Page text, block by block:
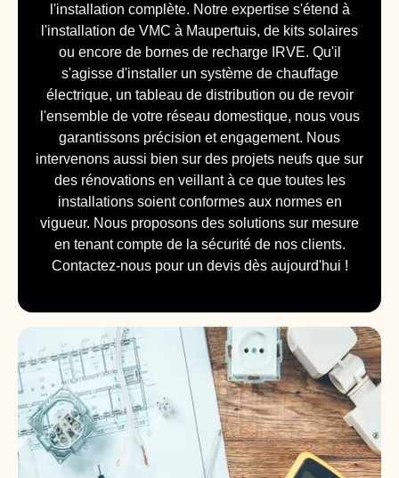
l'installation complète. Notre expertise s'étend à
l'installation de VMC à Maupertuis, de kits solaires
ou encore de bornes de recharge IRVE. Qu'il
s'agisse d'installer un système de chauffage
électrique, un tableau de distribution ou de revoir
l'ensemble de votre réseau domestique, nous vous
garantissons précision et engagement. Nous
intervenons aussi bien sur des projets neufs que sur
des rénovations en veillant à ce que toutes les
installations soient conformes aux normes en
vigueur. Nous proposons des solutions sur mesure
en tenant compte de la sécurité de nos clients.
Contactez-nous pour un devis dès aujourd'hui !